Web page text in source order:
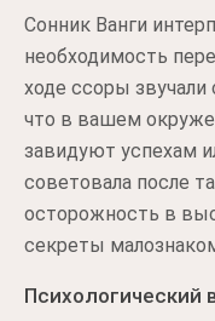
Сонник Ванги
необходимость
ходе ссоры звучали
что в вашем
завидуют успехам
советовала после
осторожность в
секреты
Психологический